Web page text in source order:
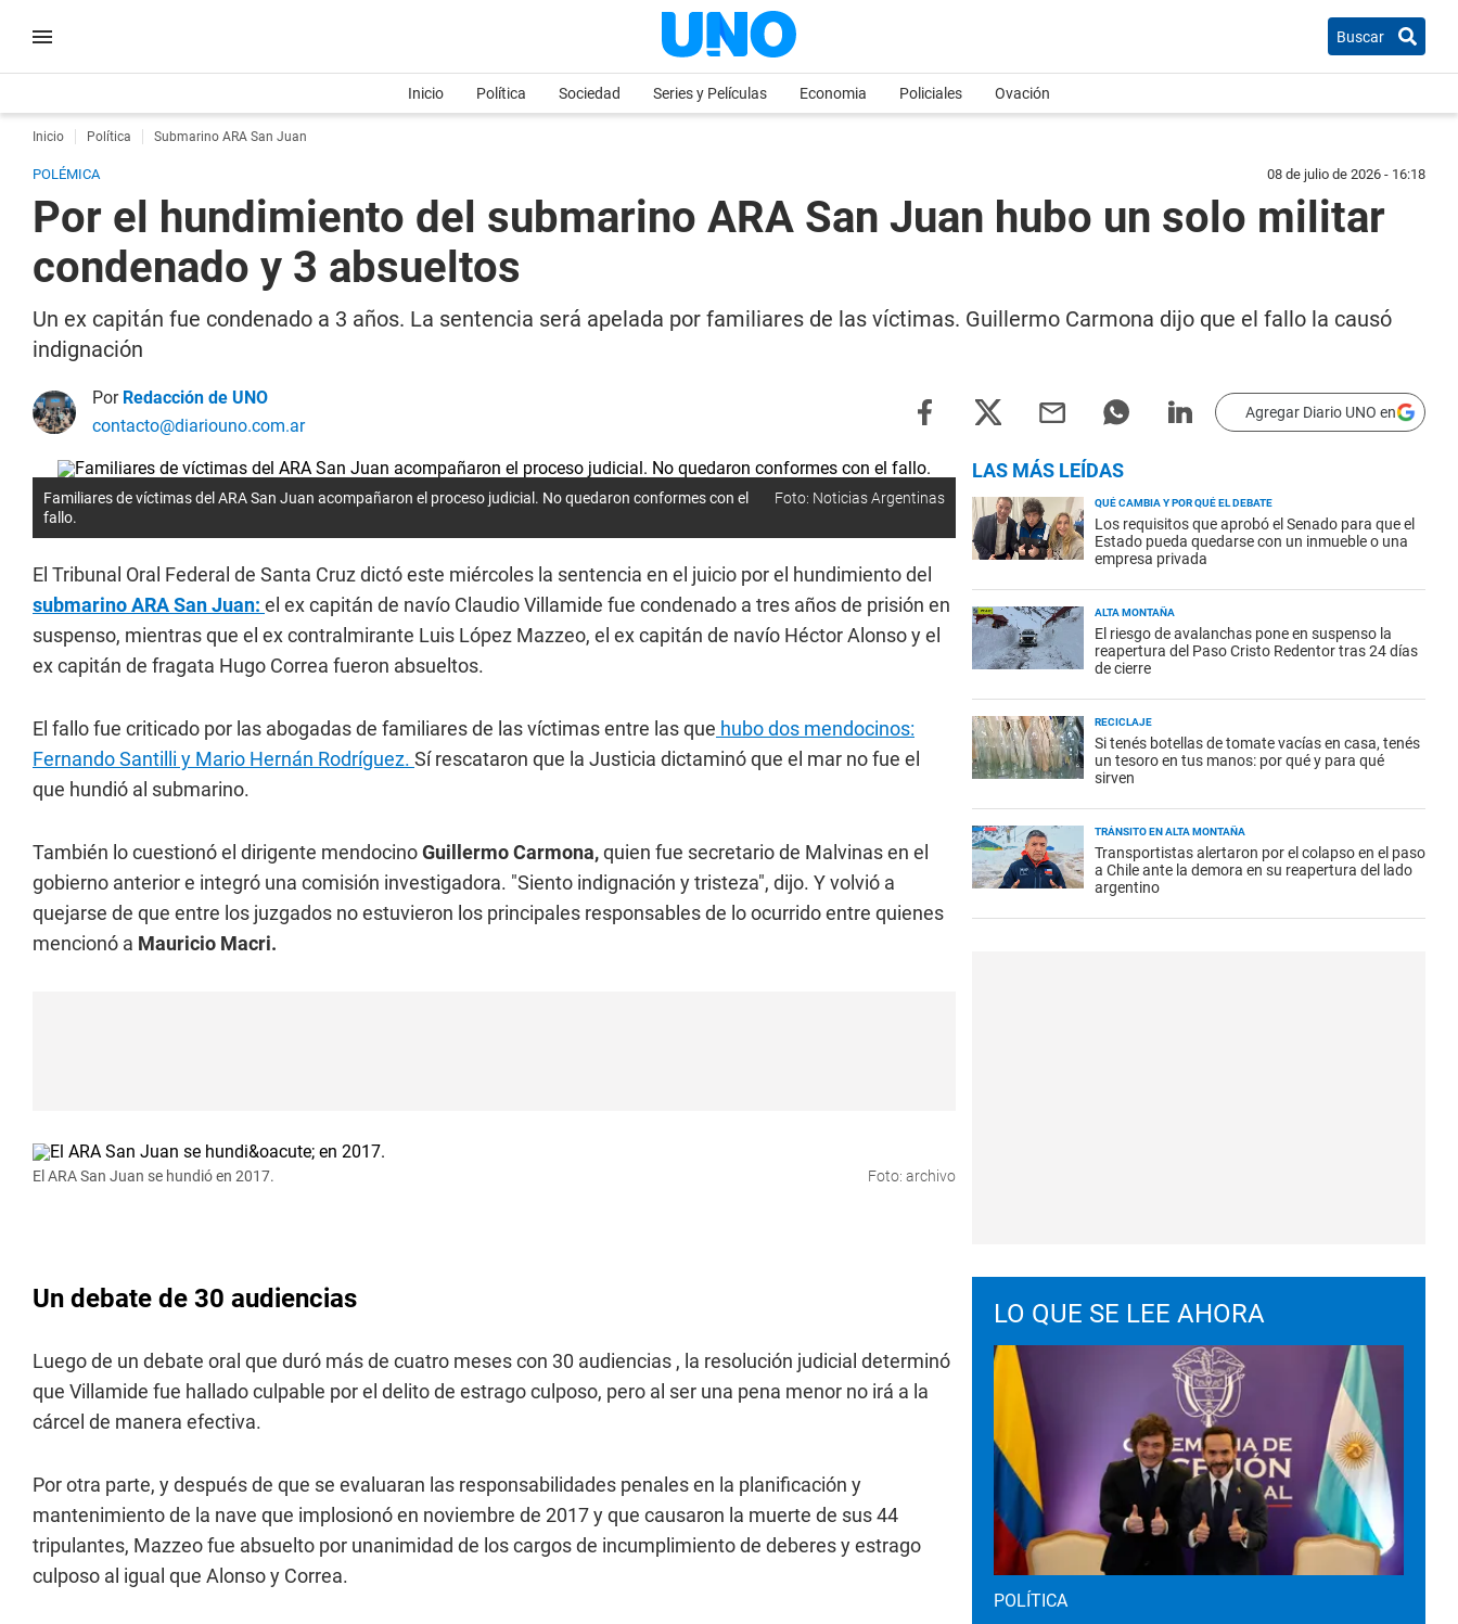
Buscar
Inicio Política Sociedad Series y Películas Economia Policiales Ovación
Inicio Política Submarino ARA San Juan
POLÉMICA 08 de julio de 2026 - 16:18
Por el hundimiento del submarino ARA San Juan hubo un solo militar
condenado y 3 absueltos
Un ex capitán fue condenado a 3 años. La sentencia será apelada por familiares de las víctimas. Guillermo Carmona dijo que el fallo la causó
indignación
Por Redacción de UNO
contacto@diariouno.com.ar
Agregar Diario UNO en
Familiares de víctimas del ARA San Juan acompañaron el proceso judicial. No quedaron conformes con el
fallo.
Foto: Noticias Argentinas
El Tribunal Oral Federal de Santa Cruz dictó este miércoles la sentencia en el juicio por el hundimiento del
submarino ARA San Juan: el ex capitán de navío Claudio Villamide fue condenado a tres años de prisión en
suspenso, mientras que el ex contralmirante Luis López Mazzeo, el ex capitán de navío Héctor Alonso y el
ex capitán de fragata Hugo Correa fueron absueltos.
El fallo fue criticado por las abogadas de familiares de las víctimas entre las que hubo dos mendocinos:
Fernando Santilli y Mario Hernán Rodríguez. Sí rescataron que la Justicia dictaminó que el mar no fue el
que hundió al submarino.
También lo cuestionó el dirigente mendocinoGuillermo Carmona,quien fue secretario de Malvinas en el
gobierno anterior e integró una comisión investigadora. "Siento indignación y tristeza", dijo. Y volvió a
quejarse de que entre los juzgados no estuvieron los principales responsables de lo ocurrido entre quienes
mencionó a Mauricio Macri.
El ARA San Juan se hundió en 2017. Foto: archivo
Un debate de 30 audiencias
Luego de un debate oral que duró más de cuatro meses con 30 audiencias , la resolución judicial determinó
que Villamide fue hallado culpable por el delito de estrago culposo, pero al ser una pena menor no irá a la
cárcel de manera efectiva.
Por otra parte, y después de que se evaluaran las responsabilidades penales en la planificación y
mantenimiento de la nave que implosionó en noviembre de 2017 y que causaron la muerte de sus 44
tripulantes, Mazzeo fue absuelto por unanimidad de los cargos de incumplimiento de deberes y estrago
culposo al igual que Alonso y Correa.
LAS MÁS LEÍDAS
QUÉ CAMBIA Y POR QUÉ EL DEBATE
Los requisitos que aprobó el Senado para que el
Estado pueda quedarse con un inmueble o una
empresa privada
ALTA MONTAÑA
El riesgo de avalanchas pone en suspenso la
reapertura del Paso Cristo Redentor tras 24 días
de cierre
RECICLAJE
Si tenés botellas de tomate vacías en casa, tenés
un tesoro en tus manos: por qué y para qué
sirven
TRÁNSITO EN ALTA MONTAÑA
Transportistas alertaron por el colapso en el paso
a Chile ante la demora en su reapertura del lado
argentino
LO QUE SE LEE AHORA
POLÍTICA